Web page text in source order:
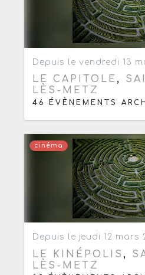
Depuis le vendredi 13
LE CAPITOLE ,
LÈS-METZ
46 ÉVÈNEMENTS
cinéma
Depuis le jeudi 12 mars
LE KINÉPOLIS ,
LÈS-METZ